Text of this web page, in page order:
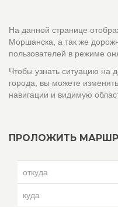
На данной странице
Моршанска, а так же
пользователей в режиме
Чтобы узнать ситуацию на
города, вы можете
навигации и видимую
ПРОЛОЖИТЬ